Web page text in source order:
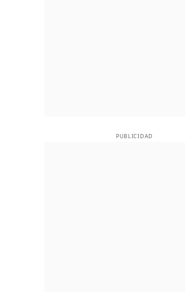
PUBLICIDAD